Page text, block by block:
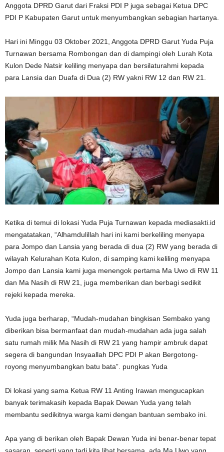
Anggota DPRD Garut dari Fraksi PDI P juga sebagai Ketua DPC
PDI P Kabupaten Garut untuk menyumbangkan sebagian hartanya.
Hari ini Minggu 03 Oktober 2021, Anggota DPRD Garut Yuda Puja
Turnawan bersama Rombongan dan di dampingi oleh Lurah Kota
Kulon Dede Natsir keliling menyapa dan bersilaturahmi kepada
para Lansia dan Duafa di Dua (2) RW yakni RW 12 dan RW 21.
Ketika di temui di lokasi Yuda Puja Turnawan kepada mediasakti.id
mengatatakan, “Alhamdulillah hari ini kami berkeliling menyapa
para Jompo dan Lansia yang berada di dua (2) RW yang berada di
wilayah Kelurahan Kota Kulon, di samping kami keliling menyapa
Jompo dan Lansia kami juga menengok pertama Ma Uwo di RW 11
dan Ma Nasih di RW 21, juga memberikan dan berbagi sedikit
rejeki kepada mereka.
Yuda juga berharap, “Mudah-mudahan bingkisan Sembako yang
diberikan bisa bermanfaat dan mudah-mudahan ada juga salah
satu rumah milik Ma Nasih di RW 21 yang hampir ambruk dapat
segera di bangundan Insyaallah DPC PDI P akan Bergotong-
royong menyumbangkan batu bata”. pungkas Yuda
Di lokasi yang sama Ketua RW 11 Anting Irawan mengucapkan
banyak terimakasih kepada Bapak Dewan Yuda yang telah
membantu sedikitnya warga kami dengan bantuan sembako ini.
Apa yang di berikan oleh Bapak Dewan Yuda ini benar-benar tepat